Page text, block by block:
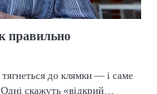
правильно
до клямки — і саме
скажуть «відкрий…